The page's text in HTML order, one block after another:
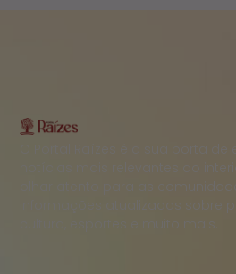
O Portal Raízes é a sua porta
notícias mais relevantes do
olhar atento para as
informações atualizadas sobre